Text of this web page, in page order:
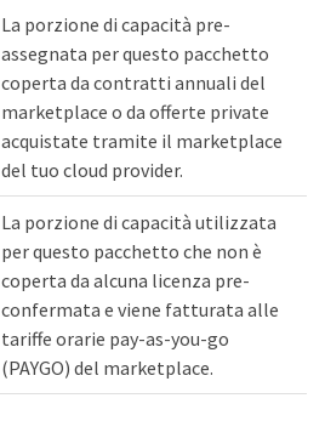
La porzione di capacità pre-
assegnata per questo pacchetto
coperta da contratti annuali del
marketplace o da offerte private
acquistate tramite il marketplace
del tuo cloud provider.
La porzione di capacità utilizzata
per questo pacchetto che non è
coperta da alcuna licenza pre-
confermata e viene fatturata alle
tariffe orarie pay-as-you-go
(PAYGO) del marketplace.